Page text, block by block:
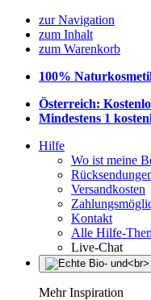
zur Navigation
zum Inhalt
zum Warenkorb
100%
Österreich:
Mindestens 1
Hilfe
Wo ist meine
Versandkosten
Kontakt
Alle Hilfe-
Live-Chat
Mehr Inspiration